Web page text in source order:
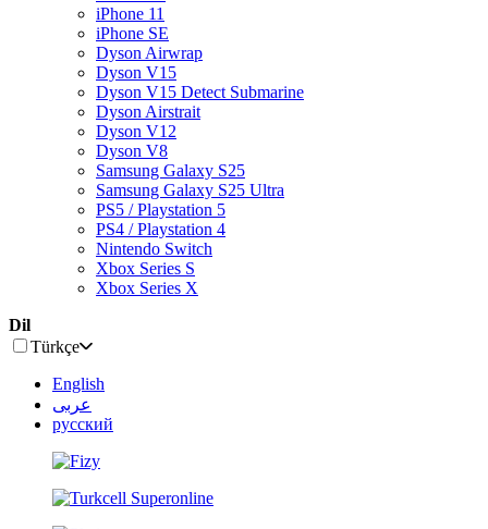
iPhone 11
iPhone SE
Dyson Airwrap
Dyson V15
Dyson V15 Detect Submarine
Dyson Airstrait
Dyson V12
Dyson V8
Samsung Galaxy S25
Samsung Galaxy S25 Ultra
PS5 / Playstation 5
PS4 / Playstation 4
Nintendo Switch
Xbox Series S
Xbox Series X
Dil
Türkçe
English
عربى
русский